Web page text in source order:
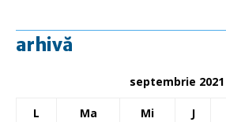
arhivă
septembrie 2021
L Ma Mi J